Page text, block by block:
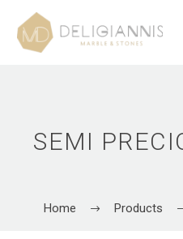
SEMI
Home Products